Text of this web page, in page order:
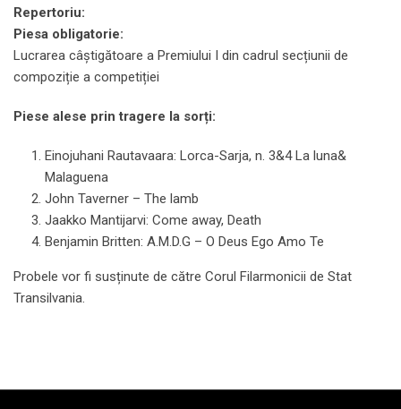
Repertoriu:
Piesa obligatorie:
Lucrarea câștigătoare a Premiului I din cadrul secțiunii de
compoziție a competiției
Piese alese prin tragere la sorți:
Einojuhani Rautavaara: Lorca-Sarja, n. 3&4 La luna&
Malaguena
John Taverner – The lamb
Jaakko Mantijarvi: Come away, Death
Benjamin Britten: A.M.D.G – O Deus Ego Amo Te
Probele vor fi susținute de către Corul Filarmonicii de Stat
Transilvania.